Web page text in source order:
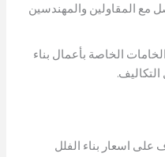
مع المقاولين والمهندسين
الخاصة بأعمال بناء
اسعار بناء الفلل